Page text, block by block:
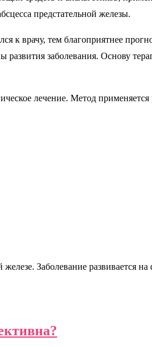
предстательной железы.
к врачу, тем благоприятнее
заболевания. Основу
лечение. Метод применяется
Заболевание развивается